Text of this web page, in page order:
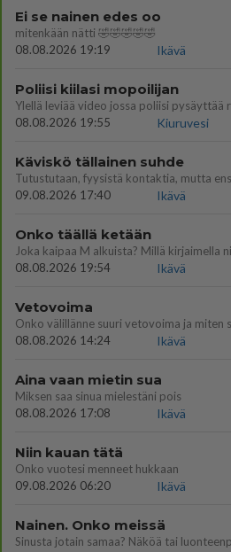
Ei se nainen edes oo
mitenkään nätti 🤣🤣🤣🤣🤣
08.08.2026 19:19
Ikävä
Poliisi kiilasi mopoilijan
08.08.2026 19:55
Kiuruvesi
Käviskö tällainen suhde
09.08.2026 17:40
Ikävä
Onko täällä ketään
Joka kaipaa M alkuista? Millä kirjaimella
08.08.2026 19:54
Ikävä
Vetovoima
08.08.2026 14:24
Ikävä
Aina vaan mietin sua
Miksen saa sinua mielestäni pois
08.08.2026 17:08
Ikävä
Niin kauan tätä
Onko vuotesi menneet hukkaan
09.08.2026 06:20
Ikävä
Nainen. Onko meissä
Sinusta jotain samaa? Näköä tai